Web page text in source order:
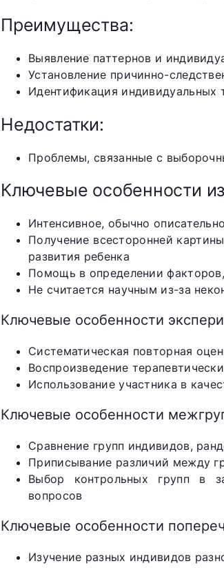
Преимущества:
Выявление паттернов и
Установление причинно-
Идентификация индивидуальных
Недостатки:
Проблемы, связанные с
Ключевые особенности
Интенсивное, обычно
Получение всесторонней
развития ребенка
Помощь в определении
Не считается научным из-за
Ключевые особенности
Систематическая повторная
Воспроизведение
Использование участника в
Ключевые особенности
Сравнение групп индивидов,
Приписывание различий между
Выбор контрольных групп в
вопросов
Ключевые особенности
Изучение разных индивидов